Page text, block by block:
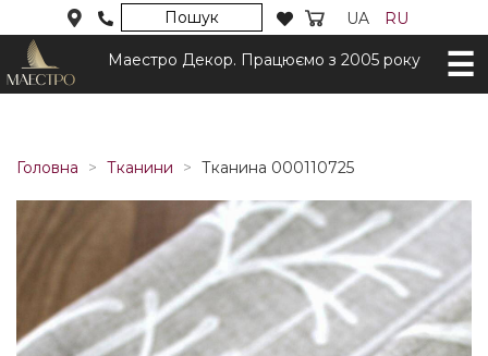
Пошук UA RU
Маестро Декор. Працюємо з 2005 року
Головна Тканини Тканина 000110725